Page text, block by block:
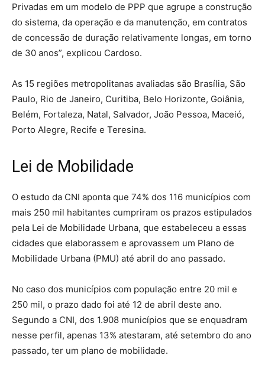
Privadas em um modelo de PPP que agrupe a construção
do sistema, da operação e da manutenção, em contratos
de concessão de duração relativamente longas, em torno
de 30 anos”, explicou Cardoso.
As 15 regiões metropolitanas avaliadas são Brasília, São
Paulo, Rio de Janeiro, Curitiba, Belo Horizonte, Goiânia,
Belém, Fortaleza, Natal, Salvador, João Pessoa, Maceió,
Porto Alegre, Recife e Teresina.
Lei de Mobilidade
O estudo da CNI aponta que 74% dos 116 municípios com
mais 250 mil habitantes cumpriram os prazos estipulados
pela Lei de Mobilidade Urbana, que estabeleceu a essas
cidades que elaborassem e aprovassem um Plano de
Mobilidade Urbana (PMU) até abril do ano passado.
No caso dos municípios com população entre 20 mil e
250 mil, o prazo dado foi até 12 de abril deste ano.
Segundo a CNI, dos 1.908 municípios que se enquadram
nesse perfil, apenas 13% atestaram, até setembro do ano
passado, ter um plano de mobilidade.